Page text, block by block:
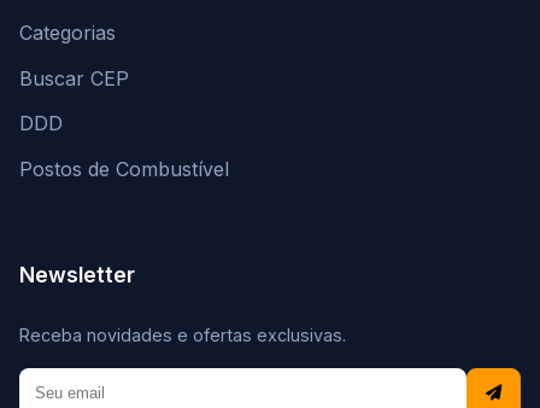
Categorias
Buscar CEP
DDD
Postos de Combustível
Newsletter
Receba novidades e ofertas exclusivas.